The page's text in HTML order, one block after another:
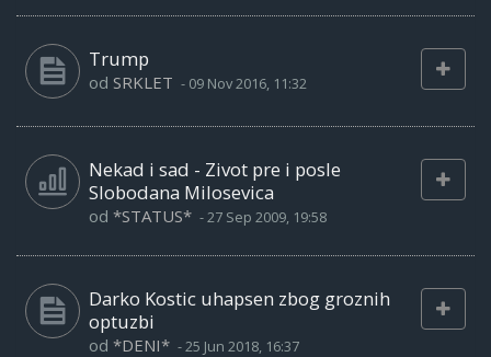
Trump
od SRKLET - 09 Nov 2016, 11:32
Nekad i sad - Zivot pre i posle
Slobodana Milosevica
od *STATUS* -27 Sep 2009, 19:58
Darko Kostic uhapsen zbog groznih
optuzbi
od *DENI* -25 Jun 2018, 16:37